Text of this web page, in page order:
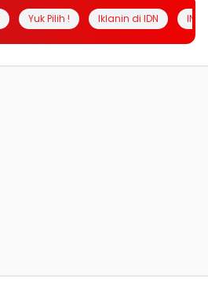
Yuk Pilih ! Iklanin di IDN